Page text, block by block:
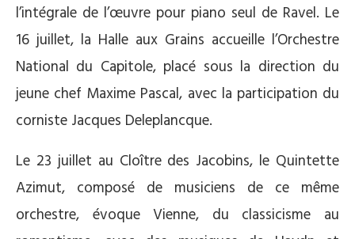
l’intégrale de l’œuvre pour piano seul de Ravel. Le
16 juillet, la Halle aux Grains accueille l’Orchestre
National du Capitole, placé sous la direction du
jeune chef Maxime Pascal, avec la participation du
corniste Jacques Deleplancque.
Le 23 juillet au Cloître des Jacobins, le Quintette
Azimut, composé de musiciens de ce même
orchestre, évoque Vienne, du classicisme au